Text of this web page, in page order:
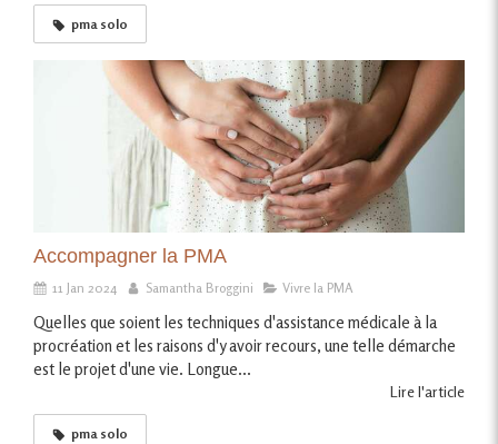
pma solo
Accompagner la PMA
11 Jan 2024 Samantha Broggini Vivre la PMA
Quelles que soient les techniques d'assistance médicale à la
procréation et les raisons d'y avoir recours, une telle démarche
est le projet d'une vie. Longue...
Lire l'article
pma solo